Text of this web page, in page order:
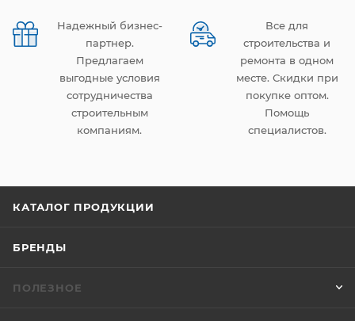
Надежный бизнес-
партнер.
Предлагаем
выгодные условия
сотрудничества
строительным
компаниям.
Все для
строительства и
ремонта в одном
месте. Скидки при
покупке оптом.
Помощь
специалистов.
КАТАЛОГ ПРОДУКЦИИ
БРЕНДЫ
ПОЛЕЗНОЕ